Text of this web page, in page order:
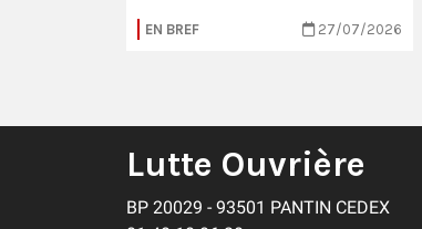
EN BREF 27/07/2026
Lutte Ouvrière
BP 20029 - 93501 PANTIN CEDEX